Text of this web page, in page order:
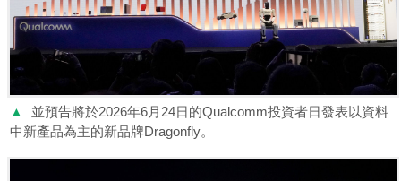
▲
並預告將於2026年6月24日的Qualcomm投資者日發表以資料
中新產品為主的新品牌Dragonfly。